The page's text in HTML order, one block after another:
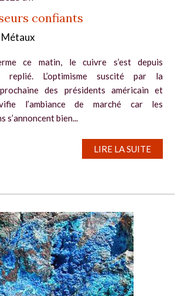
confiants
ce matin, le cuivre s’est depuis
replié. L’optimisme suscité par la
des présidents américain et
l’ambiance de marché car les
s’annoncent bien...
LIRE LA SUITE